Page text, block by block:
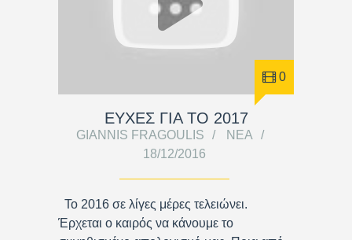
0
ΕΥΧΕΣ ΓΙΑ ΤΟ 2017
GIANNIS FRAGOULIS
ΝΈΑ
18/12/2016
Το 2016 σε λίγες μέρες τελειώνει.
Έρχεται ο καιρός να κάνουμε το